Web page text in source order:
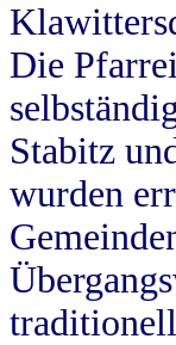
Die
Stabitz
wurden